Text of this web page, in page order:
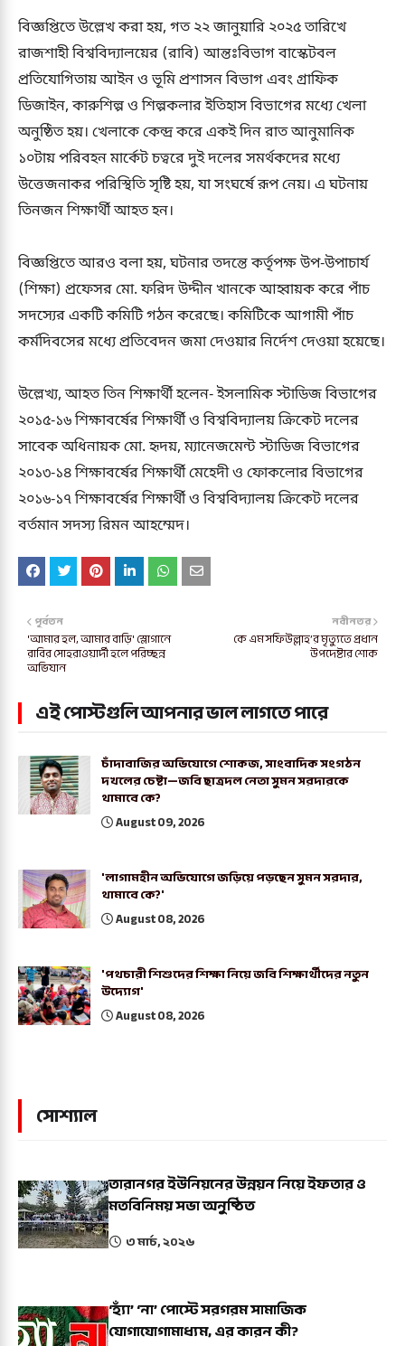
বিজ্ঞপ্তিতে উল্লেখ করা হয়, গত ২২ জানুয়ারি ২০২৫ তারিখে
রাজশাহী বিশ্ববিদ্যালয়ের (রাবি) আন্তঃবিভাগ বাস্কেটবল
প্রতিযোগিতায় আইন ও ভূমি প্রশাসন বিভাগ এবং গ্রাফিক
ডিজাইন, কারুশিল্প ও শিল্পকলার ইতিহাস বিভাগের মধ্যে খেলা
অনুষ্ঠিত হয়। খেলাকে কেন্দ্র করে একই দিন রাত আনুমানিক
১০টায় পরিবহন মার্কেট চত্বরে দুই দলের সমর্থকদের মধ্যে
উত্তেজনাকর পরিস্থিতি সৃষ্টি হয়, যা সংঘর্ষে রূপ নেয়। এ ঘটনায়
তিনজন শিক্ষার্থী আহত হন।
বিজ্ঞপ্তিতে আরও বলা হয়, ঘটনার তদন্তে কর্তৃপক্ষ উপ-উপাচার্য
(শিক্ষা) প্রফেসর মো. ফরিদ উদ্দীন খানকে আহ্বায়ক করে পাঁচ
সদস্যের একটি কমিটি গঠন করেছে। কমিটিকে আগামী পাঁচ
কর্মদিবসের মধ্যে প্রতিবেদন জমা দেওয়ার নির্দেশ দেওয়া হয়েছে।
উল্লেখ্য, আহত তিন শিক্ষার্থী হলেন- ইসলামিক স্টাডিজ বিভাগের
২০১৫-১৬ শিক্ষাবর্ষের শিক্ষার্থী ও বিশ্ববিদ্যালয় ক্রিকেট দলের
সাবেক অধিনায়ক মো. হৃদয়, ম্যানেজমেন্ট স্টাডিজ বিভাগের
২০১৩-১৪ শিক্ষাবর্ষের শিক্ষার্থী মেহেদী ও ফোকলোর বিভাগের
২০১৬-১৭ শিক্ষাবর্ষের শিক্ষার্থী ও বিশ্ববিদ্যালয় ক্রিকেট দলের
বর্তমান সদস্য রিমন আহম্মেদ।
নবীনতর
কে এম সফিউল্লাহ’র মৃত্যুতে প্রধান
উপদেষ্টার শোক
পূর্বতন
'আমার হল, আমার বাড়ি' স্লোগানে
রাবির সোহরাওয়ার্দী হলে পরিচ্ছন্ন
অভিযান
এই পোস্টগুলি আপনার ভাল লাগতে পারে
চাঁদাবাজির অভিযোগে শোকজ, সাংবাদিক সংগঠন
দখলের চেষ্টা—জবি ছাত্রদল নেতা সুমন সরদারকে
থামাবে কে?
August 09, 2026
'লাগামহীন অভিযোগে জড়িয়ে পড়ছেন সুমন সরদার,
থামাবে কে?'
August 08, 2026
'পথচারী শিশুদের শিক্ষা নিয়ে জবি শিক্ষার্থীদের নতুন
উদ্যোগ'
August 08, 2026
সোশ্যাল
তারানগর ইউনিয়নের উন্নয়ন নিয়ে ইফতার ও
মতবিনিময় সভা অনুষ্ঠিত
৩ মার্চ, ২০২৬
‘হ্যাঁ’ ‘না’ পোস্টে সরগরম সামাজিক
যোগাযোগামাধ্যম, এর কারন কী?